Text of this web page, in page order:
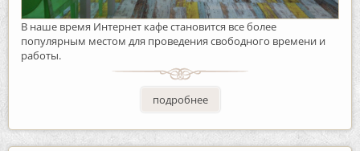
В наше время Интернет кафе становится все более
популярным местом для проведения свободного времени и
работы.
подробнее